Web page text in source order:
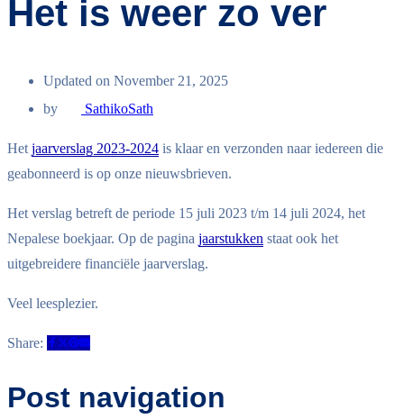
Het is weer zo ver
Updated on November 21, 2025
by
SathikoSath
Het jaarverslag 2023-2024 is klaar en verzonden naar iedereen die
geabonneerd is op onze nieuwsbrieven.
Het verslag betreft de periode 15 juli 2023 t/m 14 juli 2024, het
Nepalese boekjaar. Op de pagina jaarstukken staat ook het
uitgebreidere financiële jaarverslag.
Veel leesplezier.
Share:
Post navigation